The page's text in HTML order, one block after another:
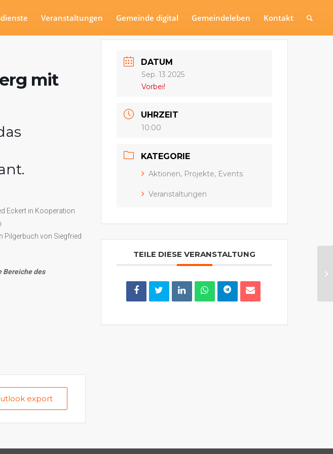
Veranstaltungen Gemeinde digital Gemeindeleben Kontakt
mit
Eckert in Kooperation
Pilgerbuch von Siegfried
Bereiche des
export
DATUM
Sep. 13 2025
Vorbei!
UHRZEIT
10:00
KATEGORIE
Aktionen, Projekte, Events
Veranstaltungen
TEILE DIESE VERANSTALTUNG